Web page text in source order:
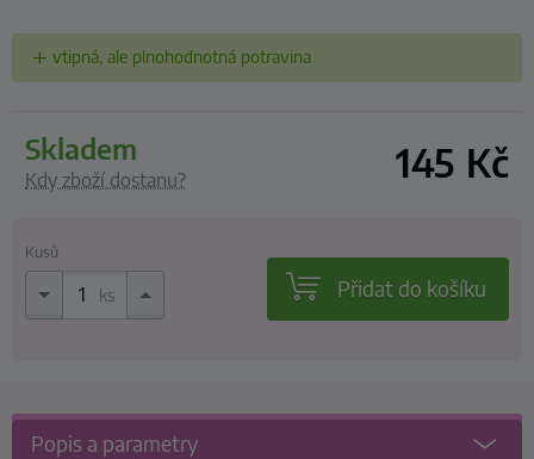
vtipná, ale plnohodnotná potravina
skladem
Kdy zboží dostanu? 145 Kč
Kusů
ks Přidat do košíku
Popis a parametry